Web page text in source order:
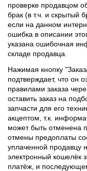
проверке продавцом
брак (в т.ч. и скрытый
если на данном
ошибка в описании
указана ошибочная
складе продавца.
Нажимая кнопку
подтверждает, что он
правилами заказа
оставить заказ на
запчасти для его
акцептом, т.к.
может быть отменена
отмены предоплаты
уплаченной продавцу
электронный кошелёк
платёж, и